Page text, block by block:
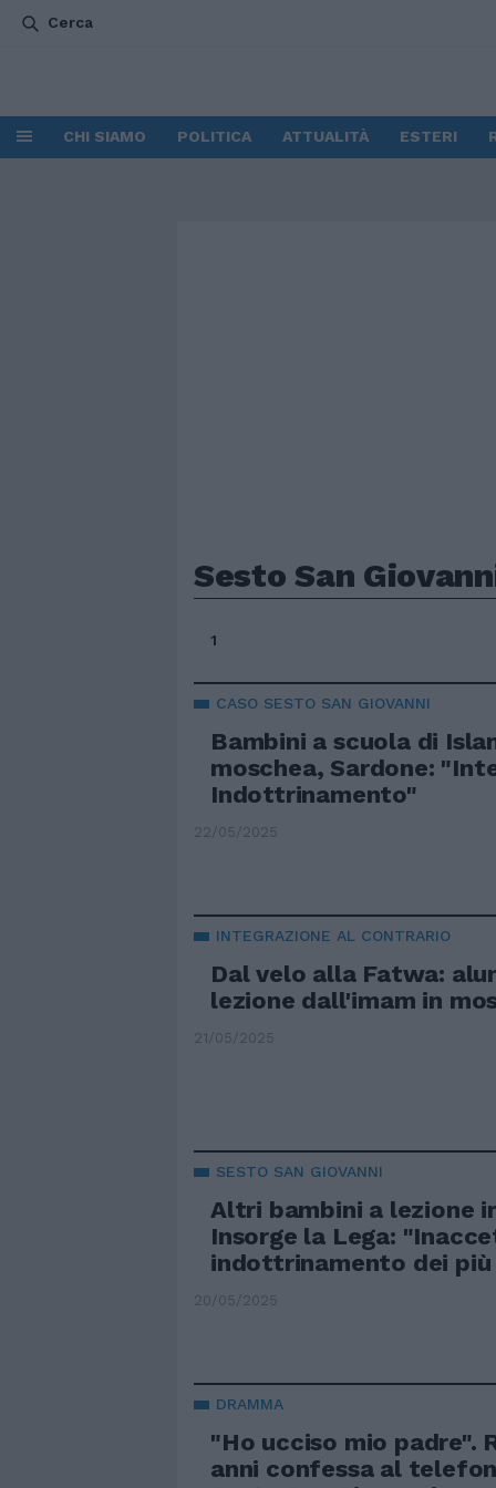
Cerca
CHI SIAMO POLITICA ATTUALITÀ ESTERI
Sesto San
1
CASO SESTO SAN GIOVANNI
Bambini a scuola di
moschea, Sardone:
Indottrinamento"
22/05/2025
INTEGRAZIONE AL CONTRARIO
Dal velo alla Fatwa:
lezione dall'imam in
21/05/2025
SESTO SAN GIOVANNI
Altri bambini a lezione
Insorge la Lega:
indottrinamento dei
20/05/2025
DRAMMA
"Ho ucciso mio padre".
anni confessa al